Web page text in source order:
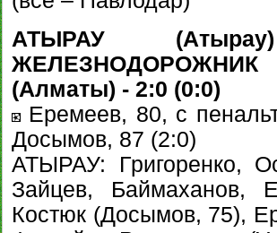
АТЫРАУ
ЖЕЛЕЗНОДОРОЖНИК
(Алматы) - 2:0 (0:0)
Еремеев, 80, с
Досымов, 87 (2:0)
АТЫРАУ: Григоренко,
Зайцев, Баймаханов,
Костюк (Досымов, 75),